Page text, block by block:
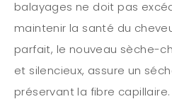
balayages ne doit pas
maintenir la santé du
parfait, le nouveau sèche-
et silencieux, assure un
préservant la fibre capillaire.